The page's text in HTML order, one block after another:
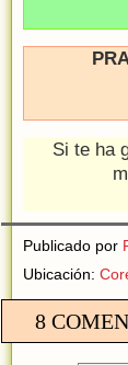
Si te ha
Publicado por
Ubicación:
8